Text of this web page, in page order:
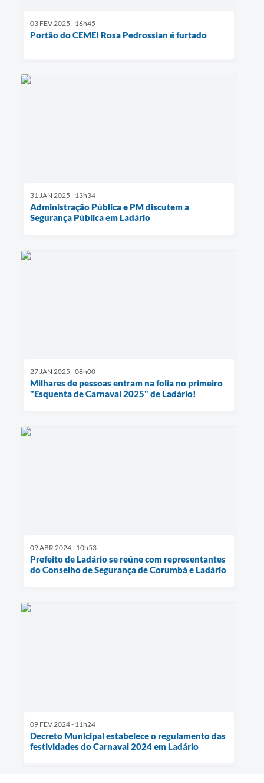
03 FEV 2025 - 16h45
Portão do CEMEI Rosa Pedrossian é furtado
31 JAN 2025 - 13h34
Administração Pública e PM discutem a
Segurança Pública em Ladário
27 JAN 2025 - 08h00
Milhares de pessoas entram na folia no primeiro
"Esquenta de Carnaval 2025" de Ladário!
09 ABR 2024 - 10h53
Prefeito de Ladário se reúne com representantes
do Conselho de Segurança de Corumbá e Ladário
09 FEV 2024 - 11h24
Decreto Municipal estabelece o regulamento das
festividades do Carnaval 2024 em Ladário